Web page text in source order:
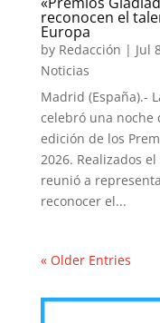
reconocen el
Europa
by Redacción | Jul
Noticias
Madrid (España).-
celebró una noche
edición de los
2026. Realizados
reunió a
reconocer el...
« Older Entries